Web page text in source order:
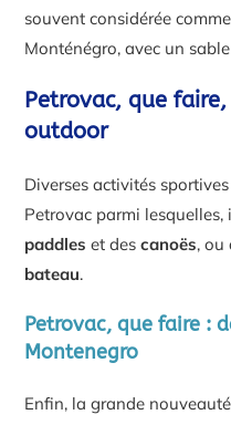
souvent considérée
Monténégro, avec un
Petrovac, que
outdoor
Diverses activités
Petrovac parmi
paddles et descanoës, ou
bateau.
Petrovac, que faire :
Montenegro
Enfin, la grande